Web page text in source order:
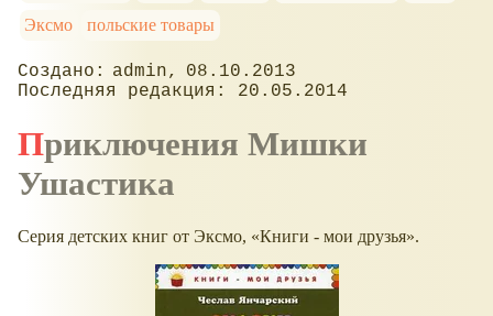
Эксмо
польские товары
admin
08.10.2013
20.05.2014
Приключения Мишки
Ушастика
Серия детских книг от Эксмо, Книги - мои друзья .